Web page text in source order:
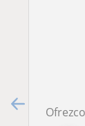
Ofrezco